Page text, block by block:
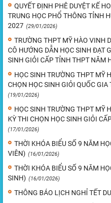
QUYẾT ĐỊNH PHÊ DUYỆT KẾ
TRUNG HỌC PHỔ THÔNG TỈNH
2027 (29/01/2026)
TRƯỜNG THPT MỸ HÀO VINH
CÔ HƯỚNG DẪN HỌC SINH ĐẠT
SINH GIỎI CẤP TỈNH THPT NĂM
HỌC SINH TRƯỜNG THPT MỸ
CHỌN HỌC SINH GIỎI QUỐC
(19/01/2026)
HỌC SINH TRƯỜNG THPT MỸ
KỲ THI CHỌN HỌC SINH GIỎI
(17/01/2026)
THỜI KHÓA BIỂU SỐ 9 NĂM
VIÊN) (16/01/2026)
THỜI KHÓA BIỂU SỐ 9 NĂM
SINH) (16/01/2026)
THÔNG BÁO LỊCH NGHỈ TẾT